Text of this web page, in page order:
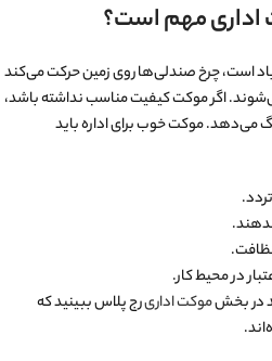
اداری مهم است؟
است، چرخ صندلی‌ها روی زمین حرکت می‌کند
اگر موکت کیفیت مناسب نداشته باشد،
می‌دهد. موکت خوب برای اداره باید
در محیط کار.
در بخشموکت اداریرج پلاس ببینید که